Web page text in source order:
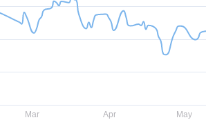
Mar
Apr May